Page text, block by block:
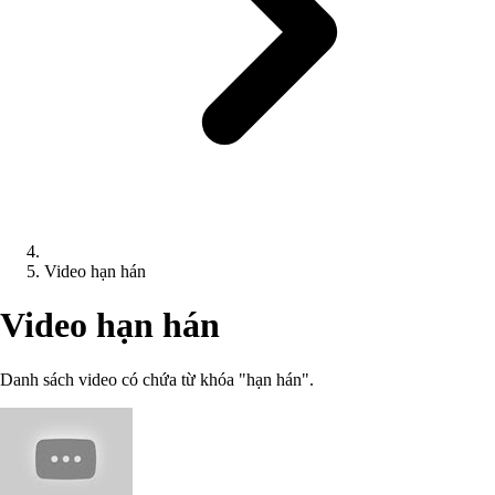
Video hạn hán
Video hạn hán
Danh sách video có chứa từ khóa "hạn hán".